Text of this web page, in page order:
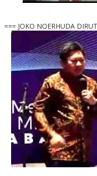
=== JOKO NOERHUDA